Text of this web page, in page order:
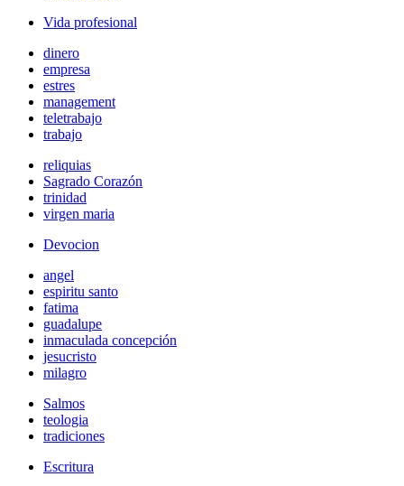
Vida profesional
dinero
empresa
estres
management
teletrabajo
trabajo
reliquias
Sagrado Corazón
trinidad
virgen maria
Devocion
angel
espiritu santo
fatima
guadalupe
inmaculada concepción
jesucristo
milagro
Salmos
teologia
tradiciones
Escritura